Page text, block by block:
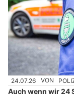
24.07.26 VON
Auch wenn wir 24